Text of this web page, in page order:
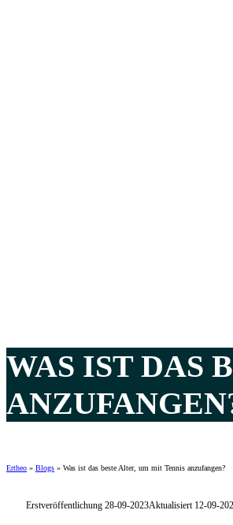
WAS IST DAS
Ertheo » Blogs » Was ist das beste Alter, um mit Tennis anzufangen?
Erstveröffentlichung 28-09-2023Aktualisiert 12-09-